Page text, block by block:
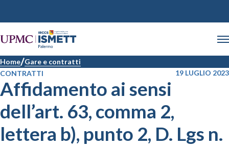
Home Gare e contratti
CONTRATTI
19 LUGLIO 2023
Affidamento ai sensi
dell’art. 63, comma 2,
lettera b), punto 2, D. Lgs n.